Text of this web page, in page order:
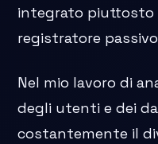
integrato piuttosto
registratore
Nel mio lavoro di
degli utenti e dei
costantemente il